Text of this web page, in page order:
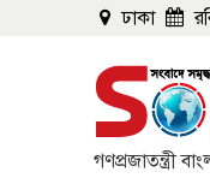
ঢাকা
গণপ্রজাতন্ত্রী